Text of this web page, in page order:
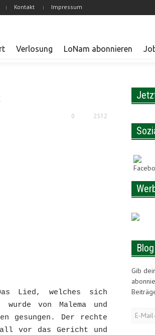
Kontakt Impressum
Verlosung LoNam abonnieren
0 2512
Lied, welches sich
von Malema und
gesungen. Der rechte
vor das Gericht und
Gib
E-